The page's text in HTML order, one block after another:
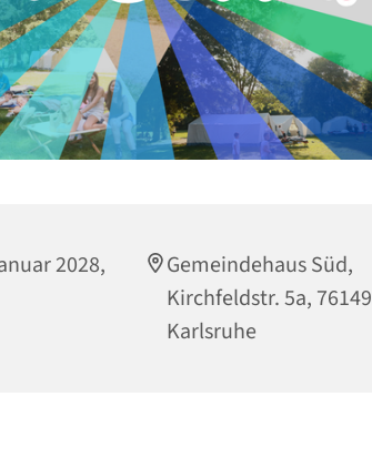
2028,
Gemeindehaus Süd,
Kirchfeldstr. 5a, 76149
Karlsruhe